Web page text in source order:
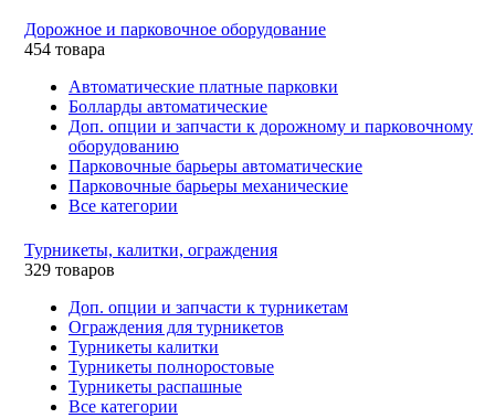
Дорожное и парковочное оборудование
454 товара
Автоматические платные парковки
Болларды автоматические
Доп. опции и запчасти к дорожному и парковочному
оборудованию
Парковочные барьеры автоматические
Парковочные барьеры механические
Все категории
Турникеты, калитки, ограждения
329 товаров
Доп. опции и запчасти к турникетам
Ограждения для турникетов
Турникеты калитки
Турникеты полноростовые
Турникеты распашные
Все категории